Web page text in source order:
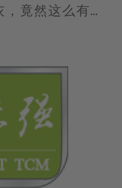
竟然这么有